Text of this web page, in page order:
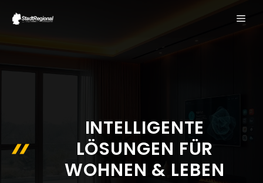
Inhalt
INTELLIGENTE
LÖSUNGEN FÜR
WOHNEN & LEBEN